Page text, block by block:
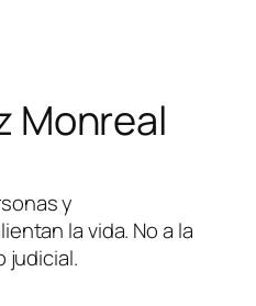
Monreal
y
la vida. No a la
judicial.